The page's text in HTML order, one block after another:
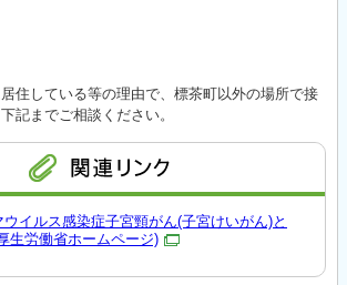
住している等の理由で、標茶町以外の場所で接
記までご相談ください。
ウイルス感染症子宮頸がん(子宮けいがん)と
生労働省ホームページ)